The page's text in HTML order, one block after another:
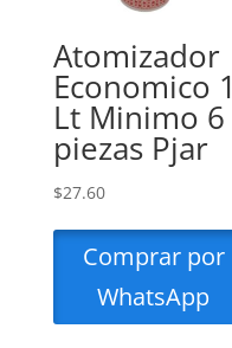
Atomizador
Economico 1
Lt Minimo 6
piezas Pjar
$27.60
Comprar por
WhatsApp